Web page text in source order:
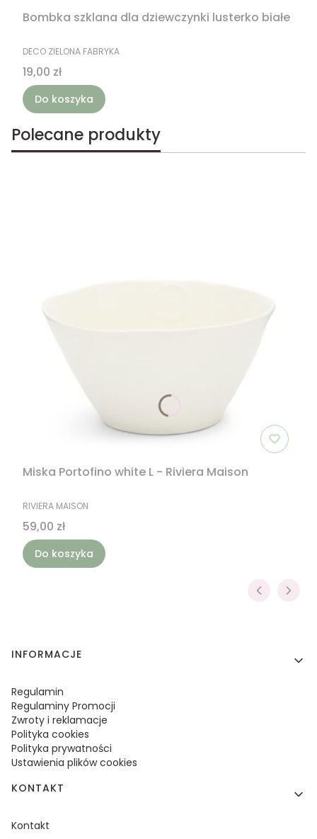
Bombka szklana dla dziewczynki lusterko białe
PRODUCENT
DECO ZIELONA FABRYKA
Cena
19,00 zł
Do koszyka
Polecane produkty
Miska Portofino white L - Riviera Maison
PRODUCENT
RIVIERA MAISON
Cena
59,00 zł
Do koszyka
Linki w stopce
INFORMACJE
Regulamin
Regulaminy Promocji
Zwroty i reklamacje
Polityka cookies
Polityka prywatności
Ustawienia plików cookies
KONTAKT
Kontakt